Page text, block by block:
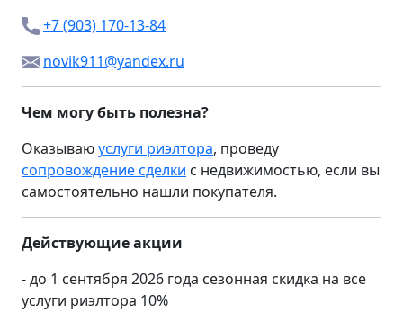
+7 (903) 170-13-84
novik911@yandex.ru
Чем могу быть полезна?
Оказываюуслуги риэлтора, проведу
сопровождение сделки с недвижимостью, если вы
самостоятельно нашли покупателя.
Действующие акции
- до 1 сентября 2026 года сезонная скидка на все
услуги риэлтора 10%